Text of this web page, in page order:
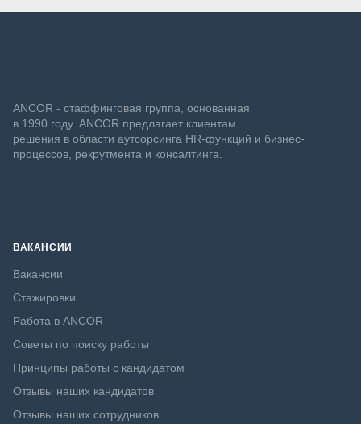
ANCOR - стаффинговая группа, основанная
в 1990 году. ANCOR предлагает клиентам
решения в области аутсорсинга HR-функций и бизнес-
процессов, рекрутмента и консалтинга.
ВАКАНСИИ
Вакансии
Стажировки
Работа в ANCOR
Советы по поиску работы
Принципы работы с кандидатом
Отзывы наших кандидатов
Отзывы наших сотрудников